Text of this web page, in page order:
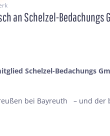
an Schelzel-Bedachungs
Schelzel-Bedachungs
bei Bayreuth – und der